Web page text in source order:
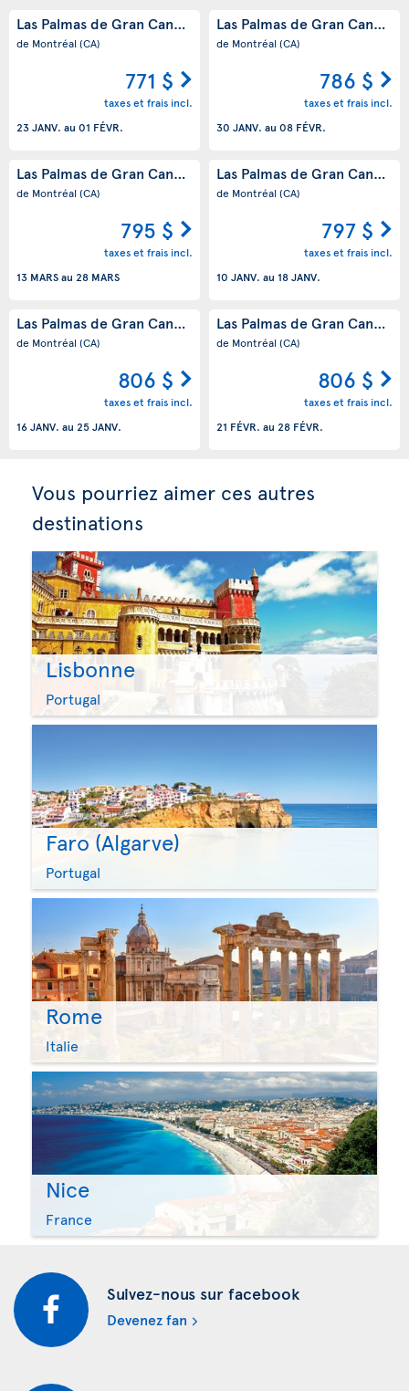
Las Palmas de Gran Canaria (ES)
de Montréal(CA)
771 $
taxes et frais incl.
23 JANV. au 01 FÉVR.
Las Palmas de Gran Canaria
de Montréal(CA)
786 $
taxes et frais incl.
30 JANV. au 08 FÉVR.
Las Palmas de Gran Canaria (ES)
de Montréal(CA)
795 $
taxes et frais incl.
13 MARSau 28 MARS
Las Palmas de Gran Canaria
de Montréal(CA)
797 $
taxes et frais incl.
10 JANV. au 18 JANV.
Las Palmas de Gran Canaria (ES)
de Montréal(CA)
806 $
taxes et frais incl.
16 JANV. au 25 JANV.
Las Palmas de Gran Canaria
de Montréal(CA)
806 $
taxes et frais incl.
21 FÉVR. au 28 FÉVR.
Vous pourriez aimer ces autres
destinations
Lisbonne
Portugal
Faro (Algarve)
Portugal
Rome
Italie
Nice
France
Suivez-nous sur facebook
Devenez fan